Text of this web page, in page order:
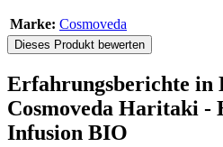
Marke: Cosmoveda
Dieses Produkt bewerten
Erfahrungsberichte in
Cosmoveda Haritaki -
Infusion BIO